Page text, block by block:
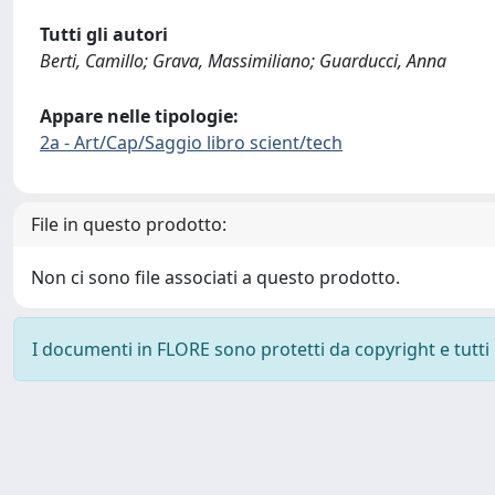
Tutti gli autori
Berti, Camillo; Grava, Massimiliano; Guarducci, Anna
Appare nelle tipologie:
2a - Art/Cap/Saggio libro scient/tech
File in questo prodotto:
Non ci sono file associati a questo prodotto.
I documenti in FLORE sono protetti da copyright e